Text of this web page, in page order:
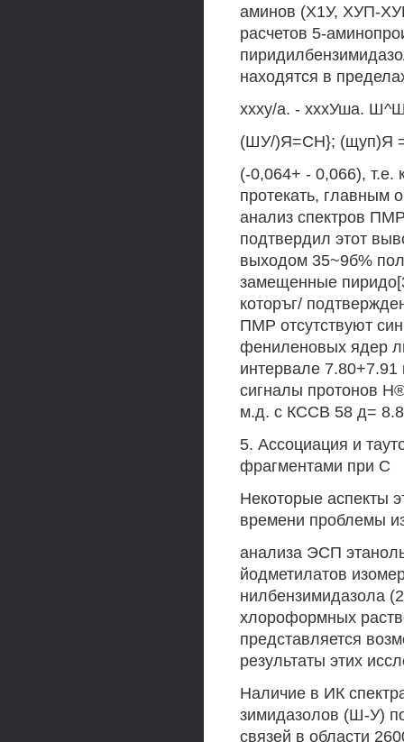
аминов (Х1У, ХУП-
расчетов 5-
находятся в
ххху/а. - хххУша.
(ШУ/)Я=СН}; (щуп)Я
(-0,064+ - 0,066),
протекать, главным
анализ спектров
подтвердил этот
выходом 35~9б%
замещенные
которъг/
ПМР отсутствуют
фениленовых ядер
интервале
сигналы протонов
м.д. с КССВ 58 д=
5. Ассоциация и
фрагментами при С
Некоторые аспекты
времени проблемы
анализа ЭСП
йодметилатов
нилбензимидазола
хлороформных
представляется
результаты этих
Наличие в ИК
зимидазолов (Ш-У)
связей в области